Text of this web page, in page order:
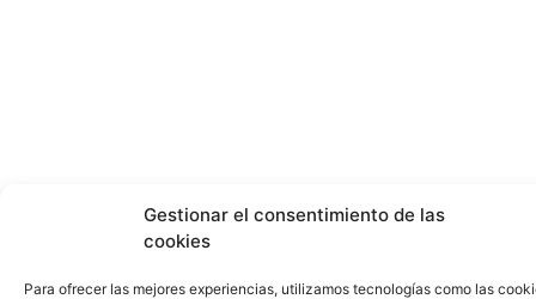
Gestionar el consentimiento de las
cookies
Para ofrecer las mejores experiencias, utilizamos tecnologías como las